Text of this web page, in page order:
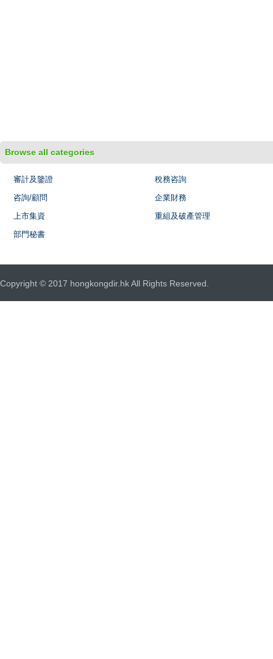
Browse all categories
審計及鑒證
稅務咨詢
咨詢/顧問
企業財務
上市集資
重組及破產管理
部門秘書
Copyright © 2017 hongkongdir.hk All Rights Reserved.